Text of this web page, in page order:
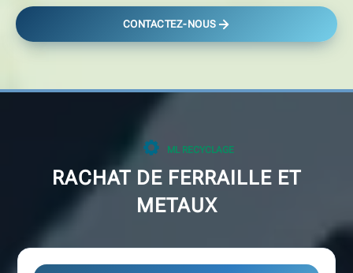
CONTACTEZ-NOUS
ML RECYCLAGE
RACHAT DE FERRAILLE ET
METAUX